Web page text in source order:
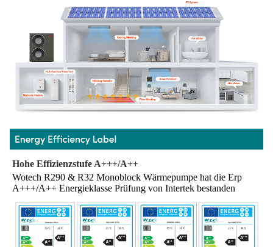
Hohe Effizienzstufe A+++/A++
Wotech R290 & R32 Monoblock Wärmepumpe hat die Erp
A+++/A++ Energieklasse Prüfung von Intertek bestanden